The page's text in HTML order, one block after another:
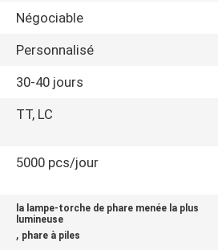
Négociable
Personnalisé
30-40 jours
TT, LC
5000 pcs/jour
la lampe-torche de phare menée la plus
lumineuse
, phare à piles